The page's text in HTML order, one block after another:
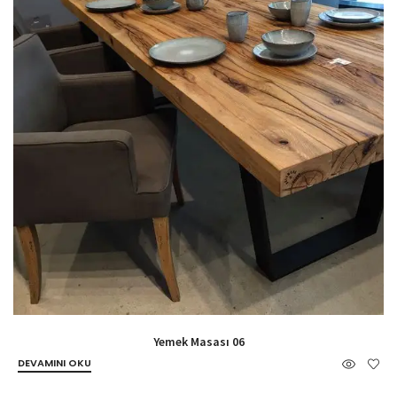
Yemek Masası 06
DEVAMINI OKU